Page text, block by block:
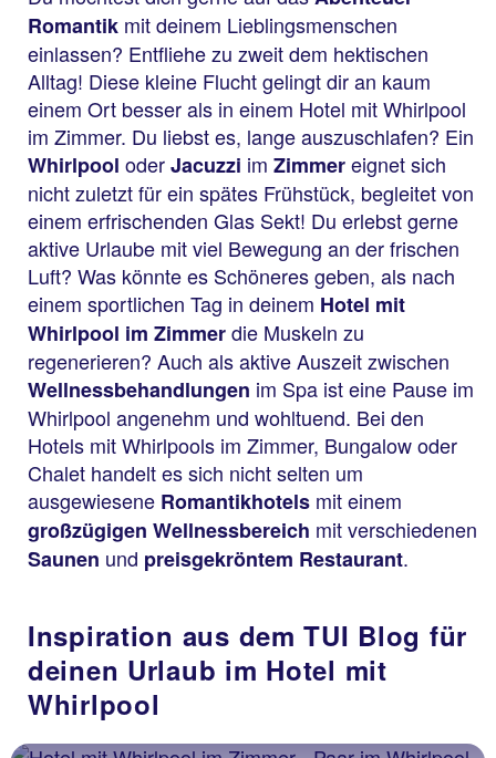
Romantik mit deinem Lieblingsmenschen
einlassen? Entfliehe zu zweit dem hektischen
Alltag! Diese kleine Flucht gelingt dir an kaum
einem Ort besser als in einem Hotel mit Whirlpool
im Zimmer. Du liebst es, lange auszuschlafen? Ein
Whirlpool oderJacuzzi im Zimmereignet sich
nicht zuletzt für ein spätes Frühstück, begleitet von
einem erfrischenden Glas Sekt! Du erlebst gerne
aktive Urlaube mit viel Bewegung an der frischen
Luft? Was könnte es Schöneres geben, als nach
einem sportlichen Tag in deinem Hotel mit
Whirlpool im Zimmerdie Muskeln zu
regenerieren? Auch als aktive Auszeit zwischen
Wellnessbehandlungen im Spa ist eine Pause im
Whirlpool angenehm und wohltuend. Bei den
Hotels mit Whirlpools im Zimmer, Bungalow oder
Chalet handelt es sich nicht selten um
ausgewiesene Romantikhotels mit einem
großzügigen Wellnessbereich mit verschiedenen
Saunen und preisgekröntem Restaurant.
Inspiration aus dem TUI Blog für
deinen Urlaub im Hotel mit
Whirlpool